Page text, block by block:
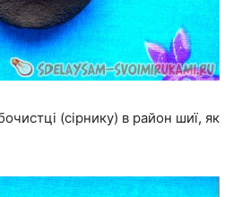
(сірнику) в район шиї, як